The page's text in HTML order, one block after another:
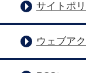
サイトポ
ウェブア